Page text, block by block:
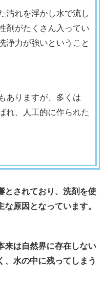
汚れを浮かし水で流し
剤がたくさん入ってい
浄力が強いということ
ありますが、多くは
れ、人工的に作られた
とされており、洗剤を使
原因となっています。
来は自然界に存在しない
、水の中に残ってしまう